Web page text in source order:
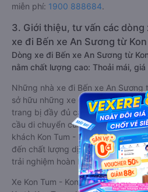
miễn phí: 1900 888684.
3. Giới thiệu, tư vấn các
xe đi Bến xe An Sương từ
Dòng xe đi Bến xe An Sương từ
nằm chất lượng cao: Thoải mái,
Những nhà xe đi Bến xe An Sương
sở hữu những xe giường nằm chất
trang bị đầy đủ các trang thiết bị
cầu di chuyển của hành khách.
khách Kon Tum - Kon Tum Bến xe
đến chất lượng dịch vụ, không
trải nghiệm hoàn hảo cho hành
Xe Kon Tum - Kon Tum Bến xe An